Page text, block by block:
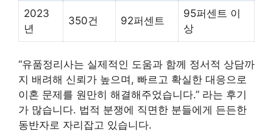
2023
년
350건 92퍼센트
95퍼센트 이
상
“유품정리사는 실제적인 도움과 함께 정서적 상담까
지 배려해 신뢰가 높으며, 빠르고 확실한 대응으로
이혼 문제를 원만히 해결해주었습니다.” 라는 후기
가 많습니다. 법적 분쟁에 직면한 분들에게 든든한
동반자로 자리잡고 있습니다.